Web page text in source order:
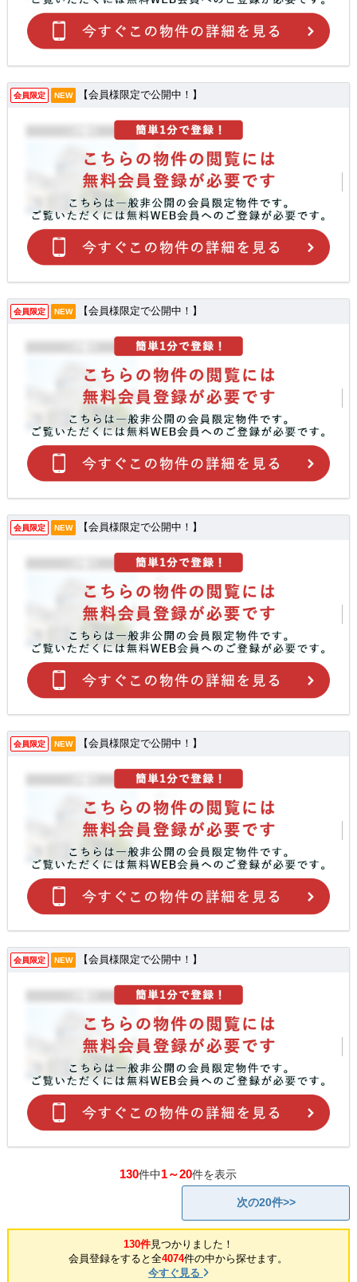
会員限定 NEW 【会員様限定で公開中！】
会員限定 NEW 【会員様限定で公開中！】
会員限定 NEW 【会員様限定で公開中！】
会員限定 NEW 【会員様限定で公開中！】
会員限定 NEW 【会員様限定で公開中！】
130件中1～20件を表示
次の20件>>
130件見つかりました！
会員登録をすると全4074件の中から探せます。
今すぐ見る